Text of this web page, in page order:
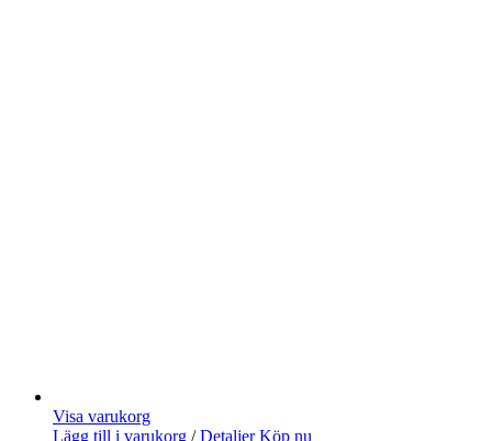
Visa varukorg
Lägg till i varukorg / Detaljer Köp nu